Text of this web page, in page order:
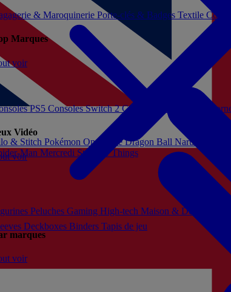
Peluches Gaming High-tech Maison & Décoration
marques
voir
PS5 Consoles Switch 2Consoles Xbox Series
Vidéo
voir
& Maroquinerie Porte-clés & Badges Textile
Marques
voir
Deckboxes Binders Tapis de jeu
& Stitch Pokémon One PieceDragon Ball Naruto
Man Mercredi Stranger Things